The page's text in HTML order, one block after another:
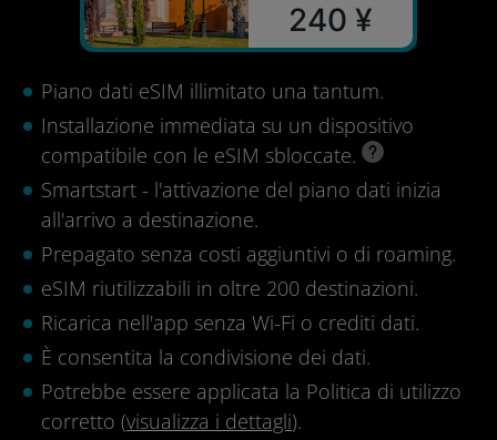
240 ¥
Piano dati eSIM illimitato una tantum.
Installazione immediata su un dispositivo
compatibile con le eSIM sbloccate.
Smartstart - l'attivazione del piano dati inizia
all'arrivo a destinazione.
Prepagato senza costi aggiuntivi o di roaming.
eSIM riutilizzabili in oltre 200 destinazioni.
Ricarica nell'app senza Wi-Fi o crediti dati.
È consentita la condivisione dei dati.
Potrebbe essere applicata la Politica di utilizzo
corretto (visualizza i dettagli).